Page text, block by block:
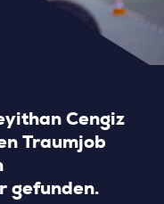
Cengiz
Traumjob
gefunden.